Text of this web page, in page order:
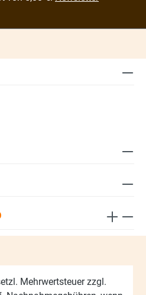
Mehrwertsteuer zzgl.